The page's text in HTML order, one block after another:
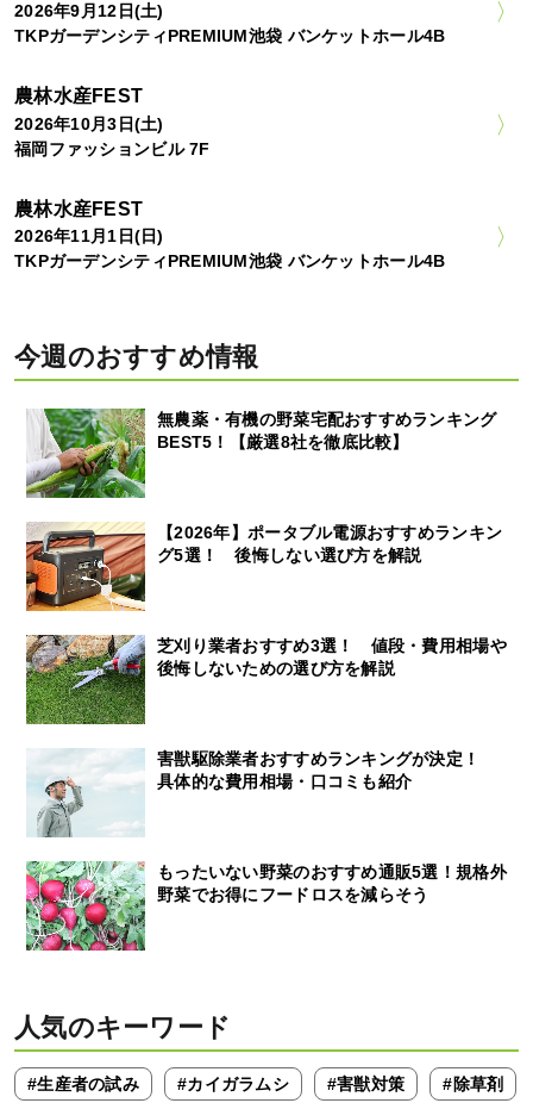
2026年9月12日(土)
TKPガーデンシティPREMIUM池袋 バンケットホール4B
農林水産FEST
2026年10月3日(土)
福岡ファッションビル 7F
農林水産FEST
2026年11月1日(日)
TKPガーデンシティPREMIUM池袋 バンケットホール4B
今週のおすすめ情報
無農薬・有機の野菜宅配おすすめランキング
BEST5！【厳選8社を徹底比較】
【2026年】ポータブル電源おすすめランキン
グ5選！ 後悔しない選び方を解説
芝刈り業者おすすめ3選！ 値段・費用相場や
後悔しないための選び方を解説
害獣駆除業者おすすめランキングが決定！
具体的な費用相場・口コミも紹介
もったいない野菜のおすすめ通販5選！規格外
野菜でお得にフードロスを減らそう
人気のキーワード
#生産者の試み #カイガラムシ #害獣対策 #除草剤